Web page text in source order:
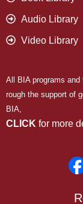
Audio Library
Video Library
All BIA programs
rough the support of
BIA,
CLICK for more